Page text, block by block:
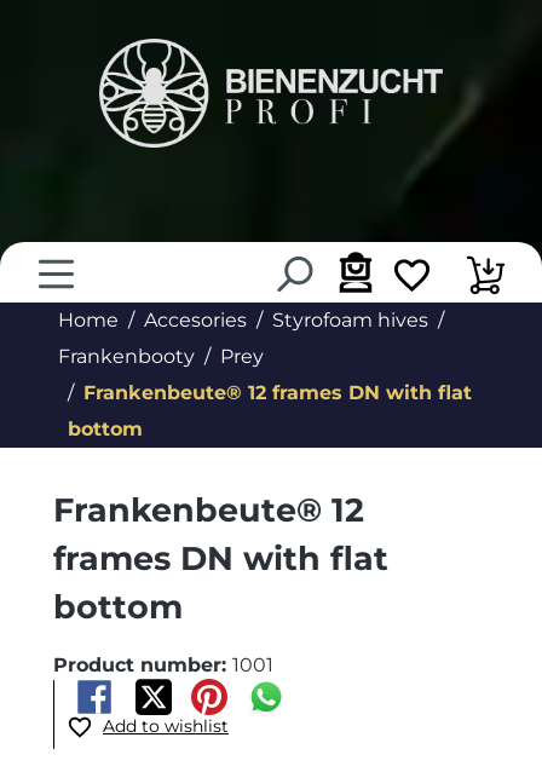
Home Accesories
Styrofoam hives
Frankenbooty
Prey
Frankenbeute® 12 frames DN with flat
bottom
Frankenbeute® 12
frames DN with flat
bottom
Product number: 1001
Add to wishlist